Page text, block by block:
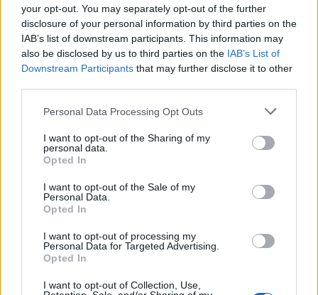
your opt-out. You may separately opt-out of the further
disclosure of your personal information by third parties on the
IAB’s list of downstream participants. This information may
also be disclosed by us to third parties on the IAB’s List of
Downstream Participants that may further disclose it to other
Personal Data Processing Opt Outs
I want to opt-out of the Sharing of my
personal data.
Opted In
I want to opt-out of the Sale of my
Personal Data.
Opted In
I want to opt-out of processing my
Personal Data for Targeted Advertising.
Opted In
I want to opt-out of Collection, Use,
[ΠΗΓΗ]
Δείτε περισσότερα άρθρα μας στα αποτελέσματα
αναζήτησης
Add stonisi.gr on Google ↗
ΣΤΗΝ ΙΔΙΑ ΚΑΤΗΓΟΡΙΑ
ΕΛΛΑΔΑ
θέτει σε επιφυλακή την Πολιτική
Προστασία
Βόρειοι - βορειοανατολικοί άνεμοι
έως 8 μποφόρ και ριπές που τοπικά
μπορεί να φτάσουν τα 9 μποφόρ